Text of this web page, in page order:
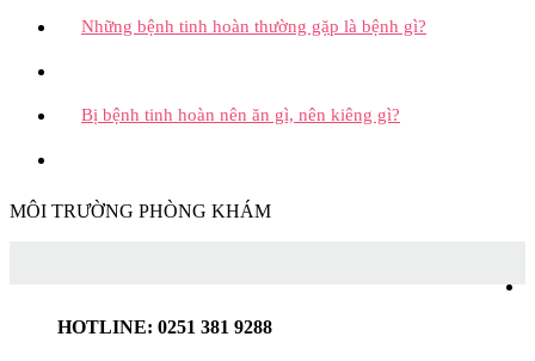
Những bệnh tinh hoàn thường gặp là bệnh gì?
Bị bệnh tinh hoàn nên ăn gì, nên kiêng gì?
MÔI TRƯỜNG PHÒNG KHÁM
HOTLINE: 0251 381 9288